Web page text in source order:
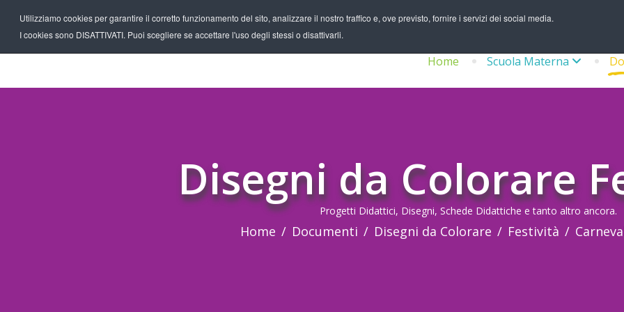
Utilizziamo cookies per garantire il corretto funzionamento del sito, analizzare il nostro traffico e, ove previsto, fornire i servizi dei social media.
I cookies sono DISATTIVATI. Puoi scegliere se accettare l'uso degli stessi o disattivarli.
Home Scuola Materna
Disegni da Colorare
Progetti Didattici, Disegni, Schede Didattiche e tanto altro ancora.
Home Documenti Disegni da Colorare Festività